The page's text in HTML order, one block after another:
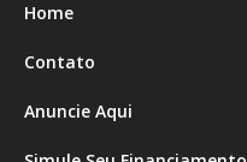
Home
Contato
Anuncie Aqui